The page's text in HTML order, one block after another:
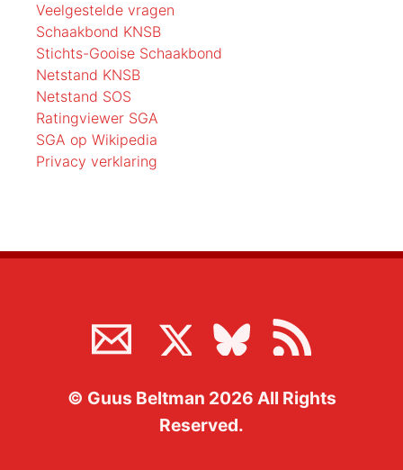
Veelgestelde vragen
Schaakbond KNSB
Stichts-Gooise Schaakbond
Netstand KNSB
Netstand SOS
Ratingviewer SGA
SGA op Wikipedia
Privacy verklaring
© Guus Beltman 2026 All Rights
Reserved.